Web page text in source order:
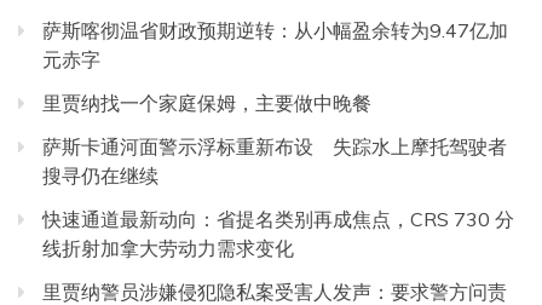
萨斯喀彻温省财政预期逆转：从小幅盈余转为9.47亿加
元赤字
里贾纳找一个家庭保姆，主要做中晚餐
萨斯卡通河面警示浮标重新布设 失踪水上摩托驾驶者
搜寻仍在继续
快速通道最新动向：省提名类别再成焦点，CRS 730 分
线折射加拿大劳动力需求变化
里贾纳警员涉嫌侵犯隐私案受害人发声：要求警方问责